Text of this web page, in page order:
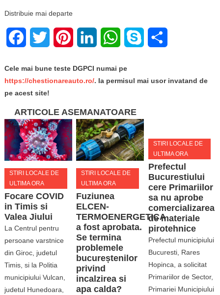
Distribuie mai departe
FacebookTwitter PinterestLinkedIn WhatsApp
Skype
Cele mai bune teste DGPCI numai pe
https://chestionareauto.ro/. Ia permisul mai usor invatand de
pe acest site!
ARTICOLE ASEMANATOARE
STIRI LOCALE DE
ULTIMA ORA
Focare COVID
in Timis si
Valea Jiului
La Centrul pentru
persoane varstnice
din Giroc, judetul
Timis, si la Politia
municipiului Vulcan,
judetul Hunedoara,
STIRI LOCALE DE
ULTIMA ORA
Fuziunea
ELCEN-
TERMOENERGETICA
a fost aprobata.
Se termina
problemele
bucureștenilor
privind
incalzirea si
apa calda?
STIRI LOCALE DE
ULTIMA ORA
Prefectul
Bucurestiului
cere Primariilor
sa nu aprobe
comercializarea
de materiale
pirotehnice
Prefectul municipiului
Bucuresti, Rares
Hopinca, a solicitat
Primariilor de Sector,
Primariei Municipiului